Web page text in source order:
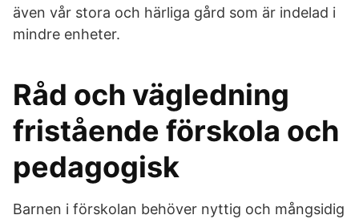
även vår stora och härliga gård som är indelad i
mindre enheter.
Råd och vägledning
fristående förskola och
pedagogisk
Barnen i förskolan behöver nyttig och mångsidig